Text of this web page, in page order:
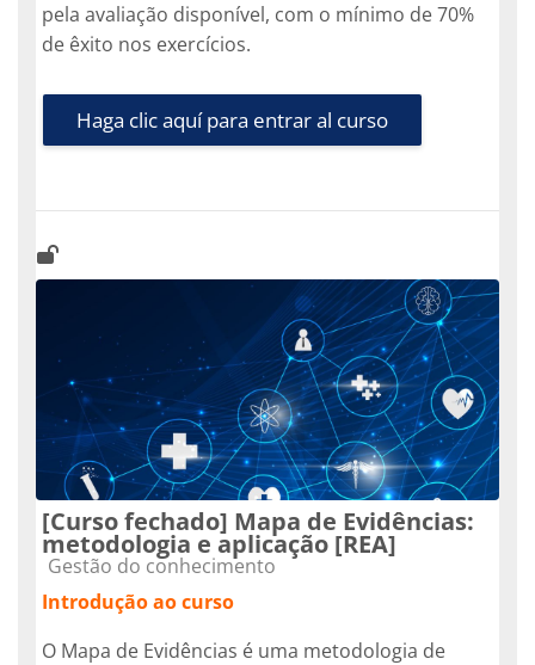
pela avaliação disponível, com o mínimo de 70%
de êxito nos exercícios.
Haga clic aquí para entrar al curso
[Curso fechado] Mapa de Evidências:
metodologia e aplicação [REA]
Categoría de cursos
Gestão do conhecimento
Introdução ao curso
O Mapa de Evidências é uma metodologia de